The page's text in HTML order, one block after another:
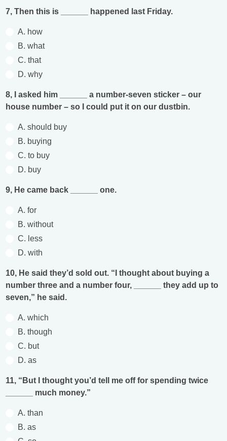
7, Then this is ______ happened last Friday.
A. how
B. what
C. that
D. why
8, I asked him ______ a number-seven sticker – our
house number – so I could put it on our dustbin.
A. should buy
B. buying
C. to buy
D. buy
9, He came back ______ one.
A. for
B. without
C. less
D. with
10, He said they’d sold out. “I thought about buying a
number three and a number four, ______ they add up to
seven,” he said.
A. which
B. though
C. but
D. as
11, “But I thought you’d tell me off for spending twice
______ much money.”
A. than
B. as